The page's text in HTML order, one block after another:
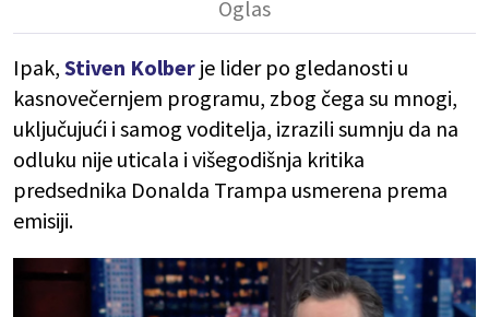
Ipak, Stiven Kolber je lider po gledanosti u
kasnovečernjem programu, zbog čega su mnogi,
uključujući i samog voditelja, izrazili sumnju da na
odluku nije uticala i višegodišnja kritika
predsednika Donalda Trampa usmerena prema
emisiji.